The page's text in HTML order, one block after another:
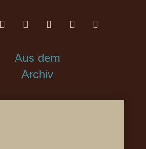
Aus dem
Archiv